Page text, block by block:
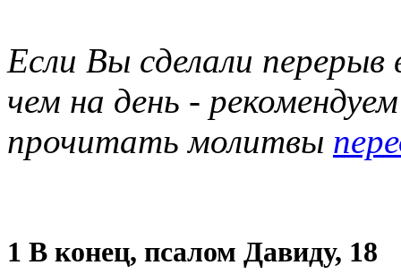
Если Вы сделали
чем на день -
прочитать молитвы
1 В конец, псалом Давиду, 18